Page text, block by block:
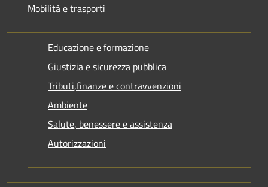
Mobilità e trasporti
Educazione e formazione
Giustizia e sicurezza pubblica
Tributi,finanze e contravvenzioni
Ambiente
Salute, benessere e assistenza
Autorizzazioni